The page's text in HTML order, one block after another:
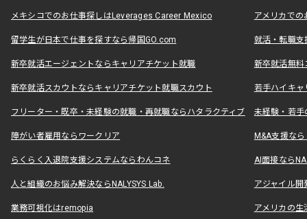
メキシコでのお仕事探しはLeverages Career Mexico アメリカで
留学生が日本で仕事を探すなら帰国GO.com 就活・転職
新卒就活エージェントならキャリアチケット就職 新卒就活無料
新卒就活スカウトならキャリアチケット就職スカウト 若手ハイキ
フリーター・既卒・未経験の就職・再就職ならハタラクティブ 未経験・若手
障がい者雇用ならワークリア M&A支援な
らくらく入退院支援システムならわんコネ AI面接なら
人と組織のお悩み解決ならNALYSYS Lab. アジャイル
業務可視化はremopia アメリカの